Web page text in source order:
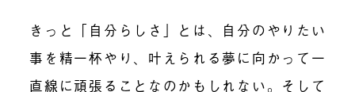
きっと「自分らしさ」とは、自分のやりたい
事を精一杯やり、叶えられる夢に向かって一
直線に頑張ることなのかもしれない。そして